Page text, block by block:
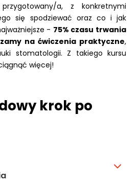
a, z konkretnymi
się spodziewać oraz co i jak
- 75% czasu trwania
na ćwiczenia praktyczne,
stomatologii. Z takiego kursu
więcej!
krok po